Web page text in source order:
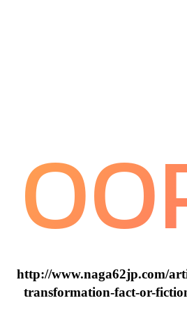
http://www.naga62jp.com/
transformation-fact-or-